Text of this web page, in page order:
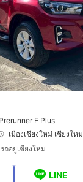
E Plus
เมืองเชียงใหม่ เชียงใหม่
ถอยู่เชียงใหม่
LINE